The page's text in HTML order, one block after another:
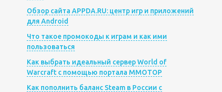
Обзор сайта APPDA.RU: центр игр и приложений
для Android
Что такое промокоды к играм и как ими
пользоваться
Как выбрать идеальный сервер World of
Warcraft с помощью портала MMOTOP
Как пополнить баланс Steam в России с